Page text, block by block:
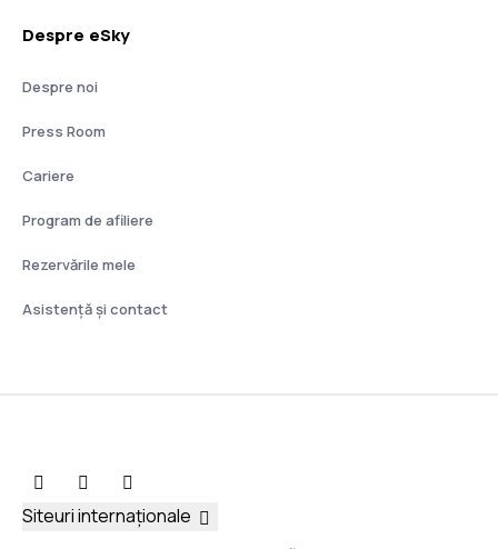
Despre eSky
Despre noi
Press Room
Cariere
Program de afiliere
Rezervările mele
Asistenţă şi contact
Siteuri internaționale